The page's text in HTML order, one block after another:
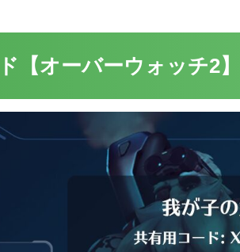
【オーバーウォッチ2】